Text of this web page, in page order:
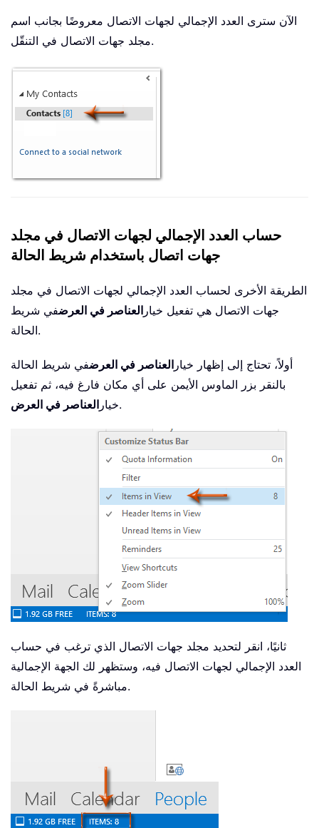
الآن سترى العدد الإجمالي لجهات الاتصال معروضًا بجانب اسم
مجلد جهات الاتصال في التنقّل.
حساب العدد الإجمالي لجهات الاتصال في مجلد
جهات اتصال باستخدام شريط الحالة
الطريقة الأخرى لحساب العدد الإجمالي لجهات الاتصال في مجلد
جهات الاتصال هي تفعيل خيار العناصر في العرضفي شريط
الحالة.
أولاً، تحتاج إلى إظهار خيار العناصر في العرضفي شريط الحالة
بالنقر بزر الماوس الأيمن على أي مكان فارغ فيه، ثم تفعيل
خيار العناصر في العرض .
ثانيًا، انقر لتحديد مجلد جهات الاتصال الذي ترغب في حساب
العدد الإجمالي لجهات الاتصال فيه، وستظهر لك الجهة الإجمالية
مباشرةً في شريط الحالة.